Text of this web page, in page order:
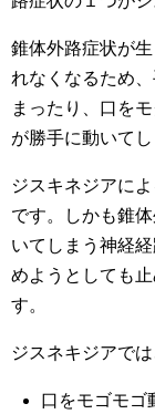
錐体外路症状が
れなくなるため
まったり、口を
が勝手に動いて
ジスキネジアに
です。しかも錐
いてしまう神経
めようとしても
す。
ジスネキジアでは
口をモゴモゴ